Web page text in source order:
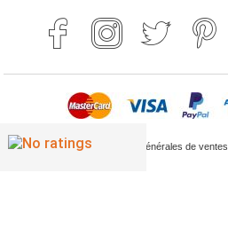
Conditions générales de ventes